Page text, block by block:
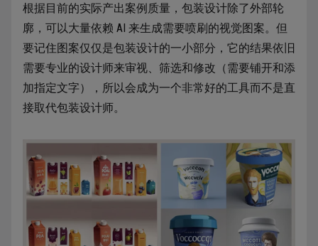
根据目前的实际产出案例质量，包装设计除了外部轮
廓，可以大量依赖 AI 来生成需要喷刷的视觉图案。但
要记住图案仅仅是包装设计的一小部分，它的结果依旧
需要专业的设计师来审视、筛选和修改（需要铺开和添
加指定文字），所以会成为一个非常好的工具而不是直
接取代包装设计师。